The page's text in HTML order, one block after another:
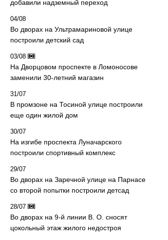
добавили надземный переход
04/08
Во дворах на Ультрамариновой улице
построили детский сад
03/08
На Дворцовом проспекте в Ломоносове
заменили 30-летний магазин
31/07
В промзоне на Тосиной улице построили
еще один жилой дом
30/07
На изгибе проспекта Луначарского
построили спортивный комплекс
29/07
Во дворах на Заречной улице на Парнасе
со второй попытки построили детсад
28/07
Во дворах на 9-й линии В. О. сносят
цокольный этаж жилого недостроя